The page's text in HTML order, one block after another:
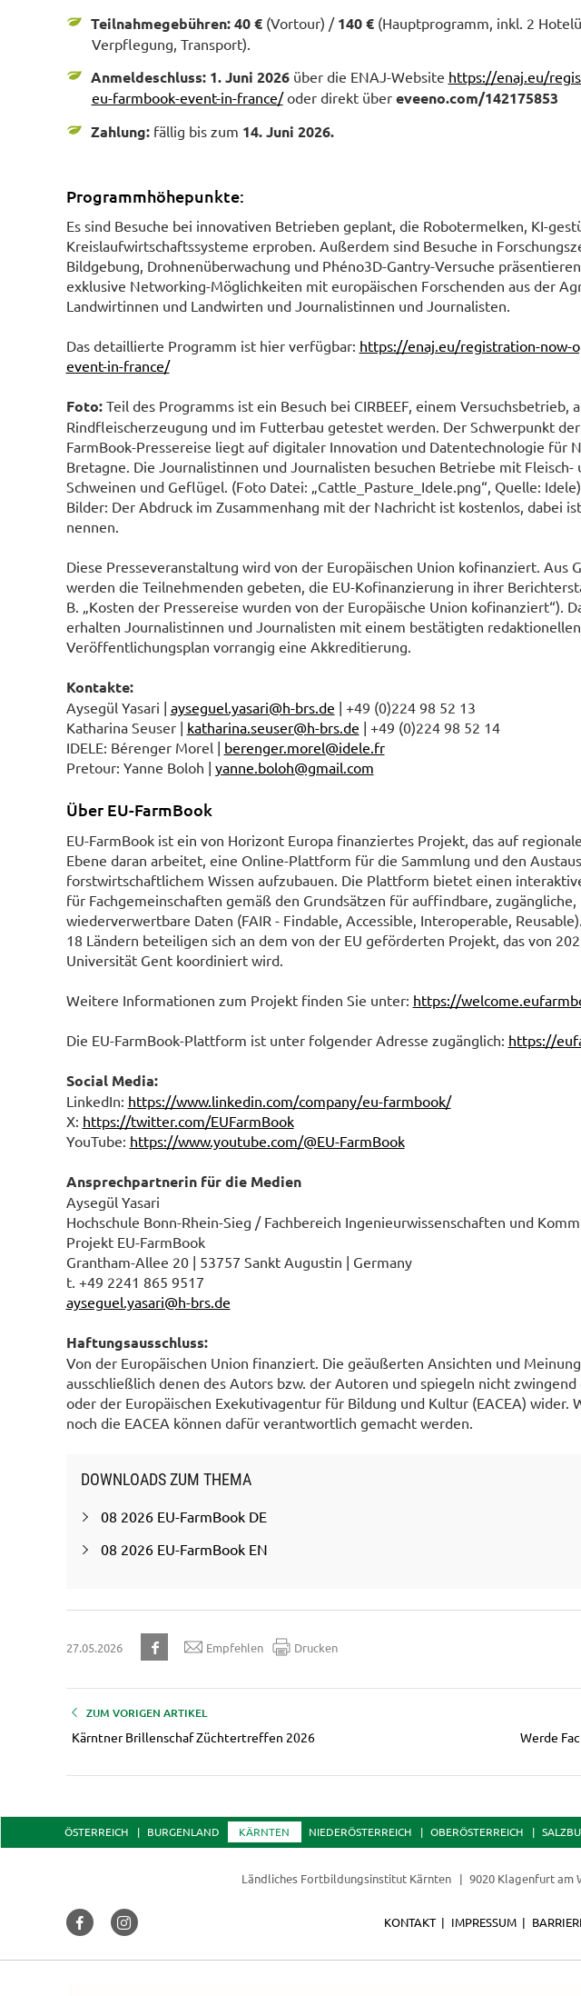
Teilnahmegebühren: 40 €(Vortour) / 140 €(Hauptprogramm, inkl. 2
Verpflegung, Transport).
Anmeldeschluss: 1. Juni 2026über die ENAJ-Website https://enaj.eu/
eu-farmbook-event-in-france/oder direkt über eveeno.com/142175853
Zahlung:fällig bis zum 14. Juni 2026.
Programmhöhepunkte:
Es sind Besuche bei innovativen Betrieben geplant, die Robotermelken, KI-
Kreislaufwirtschaftssysteme erproben. Außerdem sind Besuche in
Bildgebung, Drohnenüberwachung und Phéno3D-Gantry-Versuche
exklusive Networking-Möglichkeiten mit europäischen Forschenden aus der
Landwirtinnen und Landwirten und Journalistinnen und Journalisten.
Das detaillierte Programm ist hier verfügbar: https://enaj.eu/registration-now-
event-in-france/
Foto:Teil des Programms ist ein Besuch bei CIRBEEF, einem Versuchsbetrieb,
Rindfleischerzeugung und im Futterbau getestet werden. Der Schwerpunkt
FarmBook-Pressereise liegt auf digitaler Innovation und Datentechnologie für
Bretagne. Die Journalistinnen und Journalisten besuchen Betriebe mit Fleisch-
Schweinen und Geflügel. (Foto Datei: „Cattle_Pasture_Idele.png“, Quelle: Idele)
Bilder: Der Abdruck im Zusammenhang mit der Nachricht ist kostenlos, dabei
nennen.
Diese Presseveranstaltung wird von der Europäischen Union kofinanziert. Aus
werden die Teilnehmenden gebeten, die EU-Kofinanzierung in ihrer
B. „Kosten der Pressereise wurden von der Europäische Union kofinanziert“).
erhalten Journalistinnen und Journalisten mit einem bestätigten
Veröffentlichungsplan vorrangig eine Akkreditierung.
Kontakte:
Aysegül Yasari | ayseguel.yasari@h-brs.de | +49 (0)224 98 52 13
Katharina Seuser | katharina.seuser@h-brs.de | +49 (0)224 98 52 14
IDELE: Bérenger Morel | berenger.morel@idele.fr
Pretour: Yanne Boloh | yanne.boloh@gmail.com
Über EU-FarmBook
EU-FarmBook ist ein von Horizont Europa finanziertes Projekt, das auf
Ebene daran arbeitet, eine Online-Plattform für die Sammlung und den
forstwirtschaftlichem Wissen aufzubauen. Die Plattform bietet einen
für Fachgemeinschaften gemäß den Grundsätzen für auffindbare,
wiederverwertbare Daten (FAIR - Findable, Accessible, Interoperable,
18 Ländern beteiligen sich an dem von der EU geförderten Projekt, das von
Universität Gent koordiniert wird.
Weitere Informationen zum Projekt finden Sie unter: https://
Die EU-FarmBook-Plattform ist unter folgender Adresse zugänglich: https://
Social Media:
LinkedIn: https://www.linkedin.com/company/eu-farmbook/
X: https://twitter.com/EUFarmBook
YouTube: https://www.youtube.com/@EU-FarmBook
Ansprechpartnerin für die Medien
Aysegül Yasari
Hochschule Bonn-Rhein-Sieg / Fachbereich Ingenieurwissenschaften und
Projekt EU-FarmBook
Grantham-Allee 20 | 53757 Sankt Augustin | Germany
t. +49 2241 865 9517
ayseguel.yasari@h-brs.de
Haftungsausschluss:
Von der Europäischen Union finanziert. Die geäußerten Ansichten und
ausschließlich denen des Autors bzw. der Autoren und spiegeln nicht zwingend
oder der Europäischen Exekutivagentur für Bildung und Kultur (EACEA) wider.
noch die EACEA können dafür verantwortlich gemacht werden.
DOWNLOADS ZUM THEMA
08 2026 EU-FarmBook DE
08 2026 EU-FarmBook EN
27.05.2026 Empfehlen Drucken
ZUM VORIGEN ARTIKEL
Kärntner Brillenschaf Züchtertreffen 2026 Werde
ÖSTERREICH BURGENLAND KÄRNTEN NIEDERÖSTERREICH OBERÖSTERREICH
Ländliches Fortbildungsinstitut Kärnten 9020 Klagenfurt am
KONTAKT IMPRESSUM